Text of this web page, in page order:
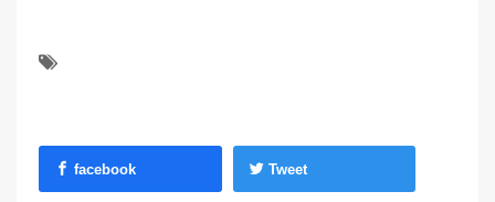
facebook Tweet